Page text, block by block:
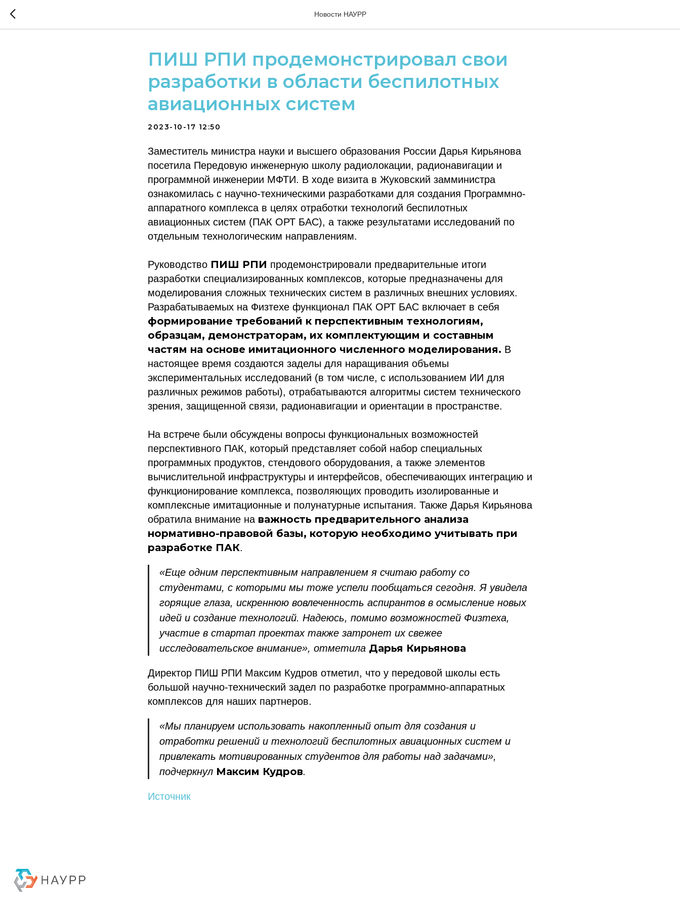
Новости НАУРР
ПИШ РПИ продемонстрировал свои
разработки в области беспилотных
авиационных систем
2023-10-17 12:50
Заместитель министра науки и высшего образования России Дарья Кирьянова
посетила Передовую инженерную школу радиолокации, радионавигации и
программной инженерии МФТИ. В ходе визита в Жуковский замминистра
ознакомилась с научно-техническими разработками для создания Программно-
аппаратного комплекса в целях отработки технологий беспилотных
авиационных систем (ПАК ОРТ БАС), а также результатами исследований по
отдельным технологическим направлениям.
Руководство ПИШ РПИ продемонстрировали предварительные итоги
разработки специализированных комплексов, которые предназначены для
моделирования сложных технических систем в различных внешних условиях.
Разрабатываемых на Физтехе функционал ПАК ОРТ БАС включает в себя
формирование требований к перспективным технологиям,
образцам, демонстраторам, их комплектующим и составным
частям на основе имитационного численного моделирования. В
настоящее время создаются заделы для наращивания объемы
экспериментальных исследований (в том числе, с использованием ИИ для
различных режимов работы), отрабатываются алгоритмы систем технического
зрения, защищенной связи, радионавигации и ориентации в пространстве.
На встрече были обсуждены вопросы функциональных возможностей
перспективного ПАК, который представляет собой набор специальных
программных продуктов, стендового оборудования, а также элементов
вычислительной инфраструктуры и интерфейсов, обеспечивающих интеграцию и
функционирование комплекса, позволяющих проводить изолированные и
комплексные имитационные и полунатурные испытания. Также Дарья Кирьянова
обратила внимание на важность предварительного анализа
нормативно-правовой базы, которую необходимо учитывать при
разработке ПАК.
«Еще одним перспективным направлением я считаю работу со
студентами, с которыми мы тоже успели пообщаться сегодня. Я увидела
горящие глаза, искреннюю вовлеченность аспирантов в осмысление новых
идей и создание технологий. Надеюсь, помимо возможностей Физтеха,
участие в стартап проектах также затронет их свежее
исследовательское внимание», отметила Дарья Кирьянова
Директор ПИШ РПИ Максим Кудров отметил, что у передовой школы есть
большой научно-технический задел по разработке программно-аппаратных
комплексов для наших партнеров.
«Мы планируем использовать накопленный опыт для создания и
отработки решений и технологий беспилотных авиационных систем и
привлекать мотивированных студентов для работы над задачами»,
подчеркнул Максим Кудров.
Источник